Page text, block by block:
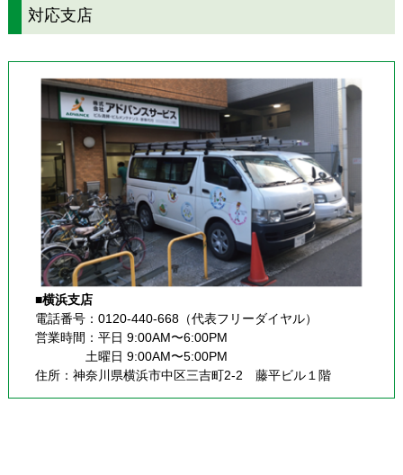
対応支店
■横浜支店
電話番号：0120-440-668（代表フリーダイヤル）
営業時間：平日 9:00AM〜6:00PM
              土曜日 9:00AM〜5:00PM
住所：神奈川県横浜市中区三吉町2-2 藤平ビル１階